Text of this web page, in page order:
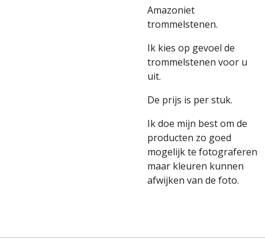
Amazoniet
trommelstenen.
Ik kies op gevoel de
trommelstenen voor u
uit.
De prijs is per stuk.
Ik doe mijn best om de
producten zo goed
mogelijk te fotograferen
maar kleuren kunnen
afwijken van de foto.